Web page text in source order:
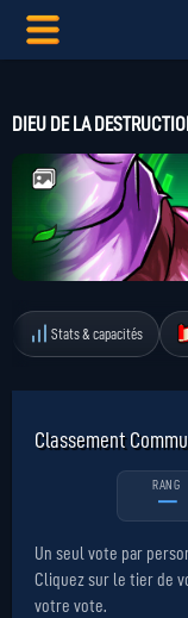
DIEU DE LA
Stats & capacités
Classement
RANG
—
Un seul vote par
Cliquez sur le tier de
votre vote.